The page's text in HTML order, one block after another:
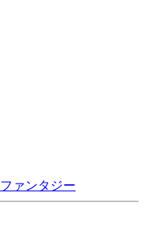
ファンタジー